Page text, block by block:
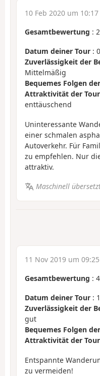
10 Feb 2020 um 10:17
Gesamtbewertung :
Datum deiner Tour :
Zuverlässigkeit der
Mittelmäßig
Bequemes Folgen
Attraktivität der Tour
enttäuschend
Uninteressante
einer schmalen
Autoverkehr. Für
zu empfehlen. Nur
attraktiv.
Maschinell
11 Nov 2019 um 09:25
Gesamtbewertung :
Datum deiner Tour :
Zuverlässigkeit der
gut
Bequemes Folgen
Attraktivität der Tour
Entspannte
zu vermeiden!